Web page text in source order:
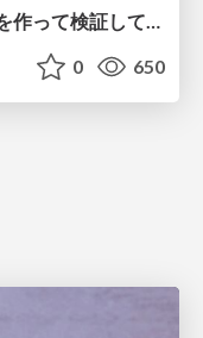
Function Calling対応Playgroundを作って検証してみた/LLMMeetup#3
0 650